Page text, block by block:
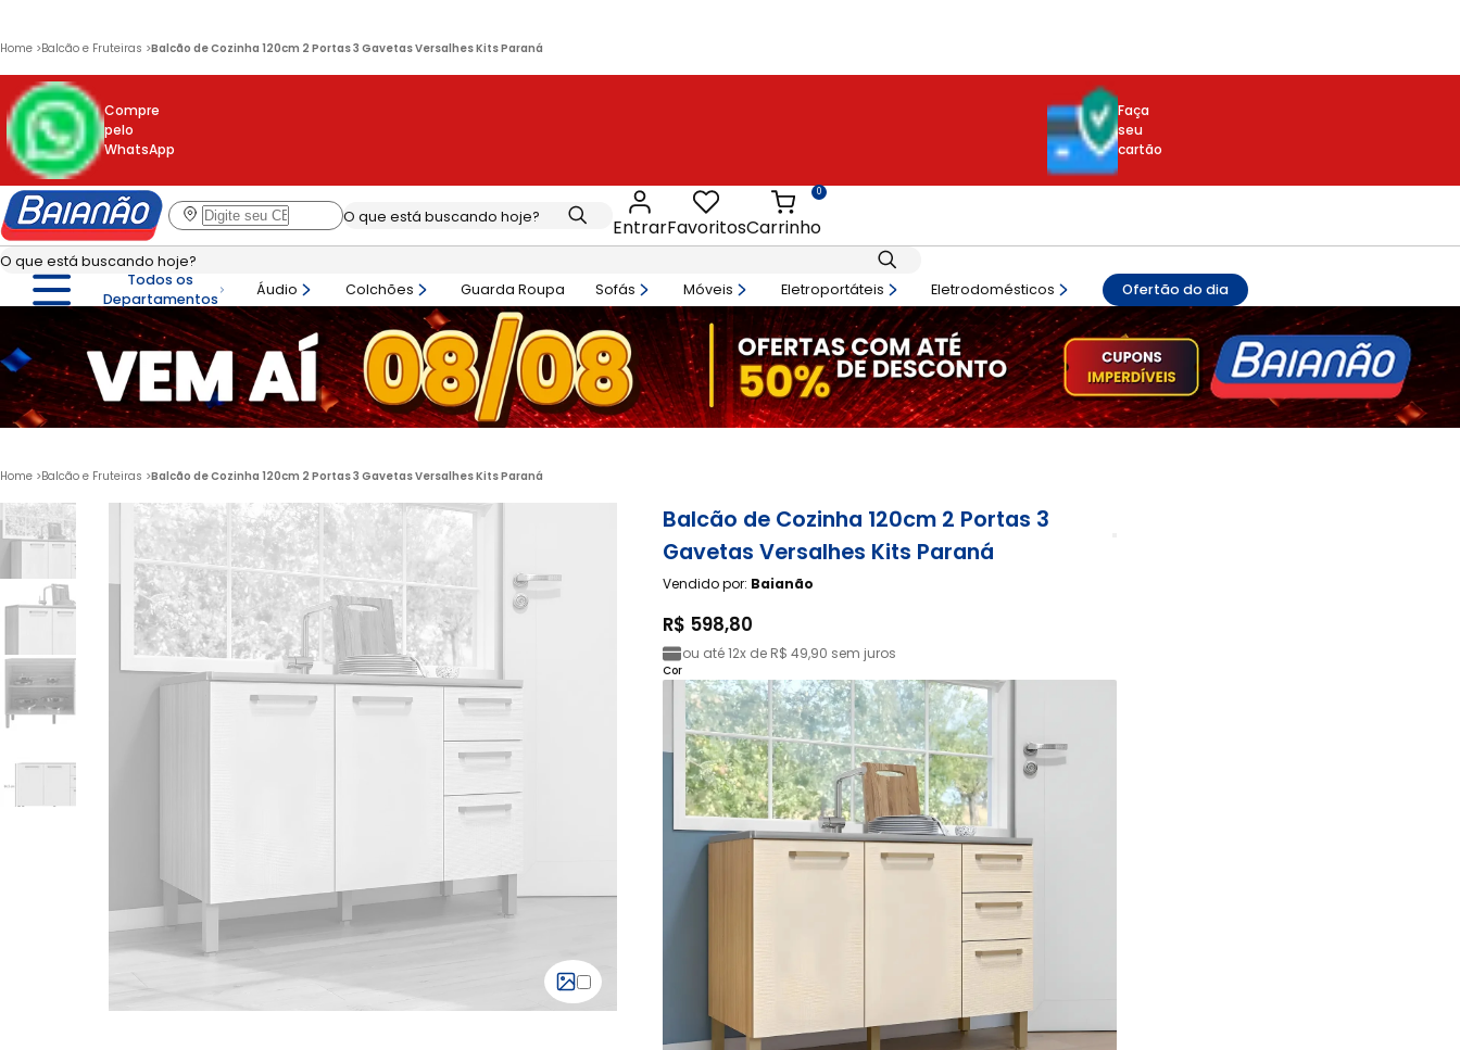
Home >Balcão e Fruteiras >Balcão de Cozinha 120cm 2 Portas 3 Gavetas Versalhes Kits Paraná
Compre
pelo
WhatsApp
Faça
seu
cartão
EntrarFavoritosCarrinho
0
Todos os
Departamentos
Áudio Colchões Guarda Roupa Sofás Móveis Eletroportáteis Eletrodomésticos Ofertão do dia
Home >Balcão e Fruteiras >Balcão de Cozinha 120cm 2 Portas 3 Gavetas Versalhes Kits Paraná
Balcão de Cozinha 120cm 2 Portas 3
Gavetas Versalhes Kits Paraná
Vendido por: Baianão
R$ 598,80
ou até12x de R$ 49,90 sem juros
Cor